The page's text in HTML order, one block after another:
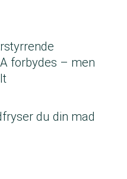
forbydes – men
du din mad